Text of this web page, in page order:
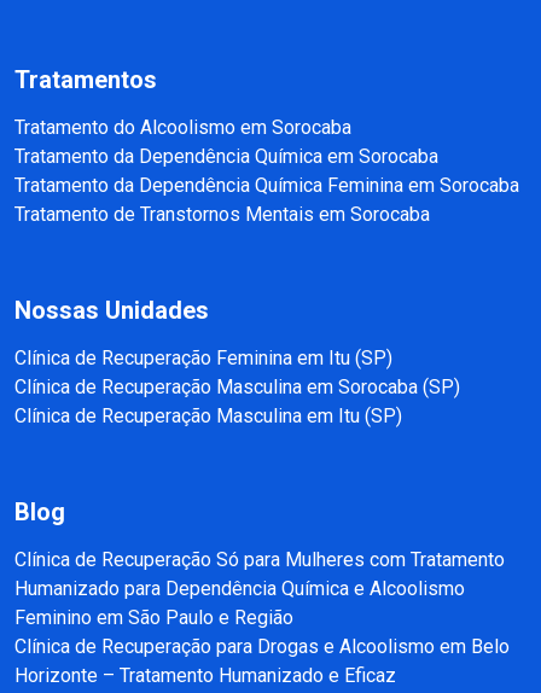
Tratamentos
Tratamento do Alcoolismo em Sorocaba
Tratamento da Dependência Química em Sorocaba
Tratamento da Dependência Química Feminina em Sorocaba
Tratamento de Transtornos Mentais em Sorocaba
Nossas Unidades
Clínica de Recuperação Feminina em Itu (SP)
Clínica de Recuperação Masculina em Sorocaba (SP)
Clínica de Recuperação Masculina em Itu (SP)
Blog
Clínica de Recuperação Só para Mulheres com Tratamento
Humanizado para Dependência Química e Alcoolismo
Feminino em São Paulo e Região
Clínica de Recuperação para Drogas e Alcoolismo em Belo
Horizonte – Tratamento Humanizado e Eficaz